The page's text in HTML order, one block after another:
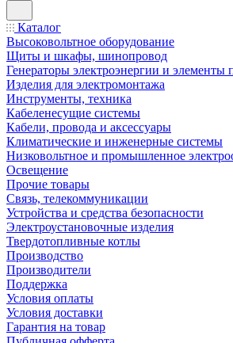
Каталог
Высоковольтное оборудование
Щиты и шкафы, шинопровод
Генераторы электроэнергии и элементы
Изделия для электромонтажа
Инструменты, техника
Кабеленесущие системы
Кабели, провода и аксессуары
Климатические и инженерные системы
Низковольтное и промышленное
Освещение
Прочие товары
Связь, телекоммуникации
Устройства и средства безопасности
Электроустановочные изделия
Твердотопливные котлы
Производство
Производители
Поддержка
Условия оплаты
Условия доставки
Гарантия на товар